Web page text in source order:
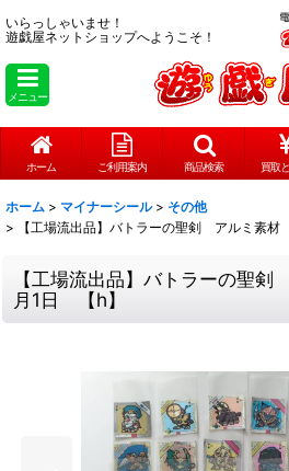
いらっしゃいませ！
遊戯屋ネットショップへようこそ！
メニュー
ホーム ご利用案内 商品検索 買取
ホーム > マイナーシール > その他
>
【工場流出品】バトラーの聖剣 アルミ素
【工場流出品】バトラーの聖
月1日 【h】